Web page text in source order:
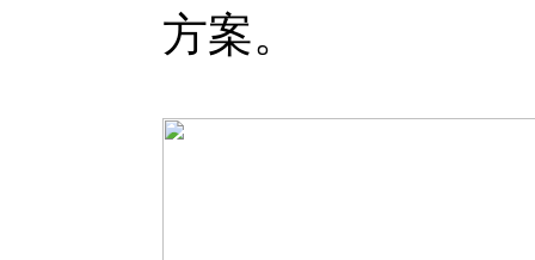
方案。